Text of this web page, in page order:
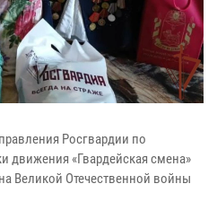
Росгвардии по
движения «Гвардейская смена»
Великой Отечественной войны